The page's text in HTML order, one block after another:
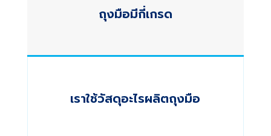
ถุงมือมีกี่เกรด
เราใช้วัสดุอะไรผลิตถุงมือ